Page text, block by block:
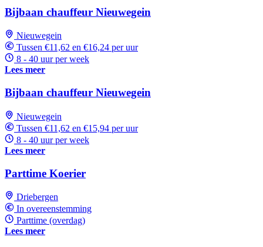
Bijbaan chauffeur Nieuwegein
Nieuwegein
Tussen €11,62 en €16,24 per uur
8 - 40 uur per week
Lees meer
Bijbaan chauffeur Nieuwegein
Nieuwegein
Tussen €11,62 en €15,94 per uur
8 - 40 uur per week
Lees meer
Parttime Koerier
Driebergen
In overeenstemming
Parttime (overdag)
Lees meer